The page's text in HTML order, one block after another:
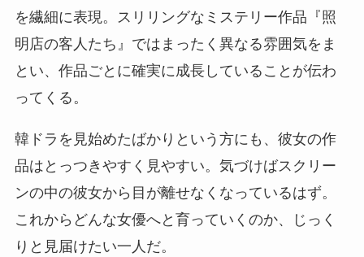
を繊細に表現。スリリングなミステリー作品『照
明店の客人たち』ではまったく異なる雰囲気をま
とい、作品ごとに確実に成長していることが伝わ
ってくる。
韓ドラを見始めたばかりという方にも、彼女の作
品はとっつきやすく見やすい。気づけばスクリー
ンの中の彼女から目が離せなくなっているはず。
これからどんな女優へと育っていくのか、じっく
りと見届けたい一人だ。